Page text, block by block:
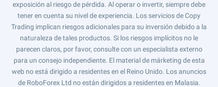
exposición al riesgo de pérdida. Al operar o invertir, siempre debe
tener en cuenta su nivel de experiencia. Los servicios de Copy
Trading implican riesgos adicionales para su inversión debido a la
naturaleza de tales productos. Si los riesgos implícitos no le
parecen claros, por favor, consulte con un especialista externo
para un consejo independiente. El material de márketing de esta
web no está dirigido a residentes en el Reino Unido. Los anuncios
de RoboForex Ltd no están dirigidos a residentes en Malasia.